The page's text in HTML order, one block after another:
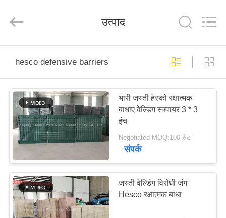
उत्पादों
हमारे
बारे
फ़ैक्टरी
टूर
Reserved.
उत्पाद
hesco defensive barriers
भारी जस्ती हेस्को रक्षात्मक
बाधाएं वेल्डिंग स्क्वायर 3 * 3
इंच
Negotiated MOQ:100 सेट
संपर्क
जस्ती वेल्डिंग विरोधी जंग
Hesco रक्षात्मक बाधा